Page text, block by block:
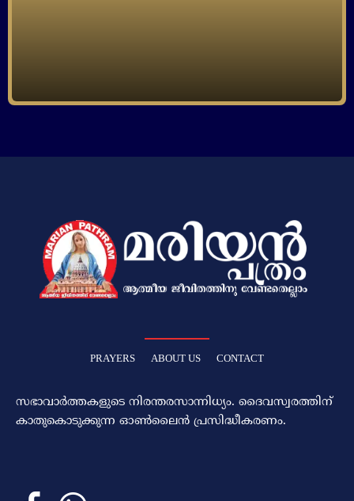
PRAYERS ABOUT US CONTACT
സഭാവാര്‍ത്തകളുടെ നിരന്തരസാന്നിധ്യം. ദൈവസ്വരത്തിന്‌
കാതുകൊടുക്കുന്ന ഓണ്‍ലൈന്‍ പ്രസിദ്ധീകരണം.